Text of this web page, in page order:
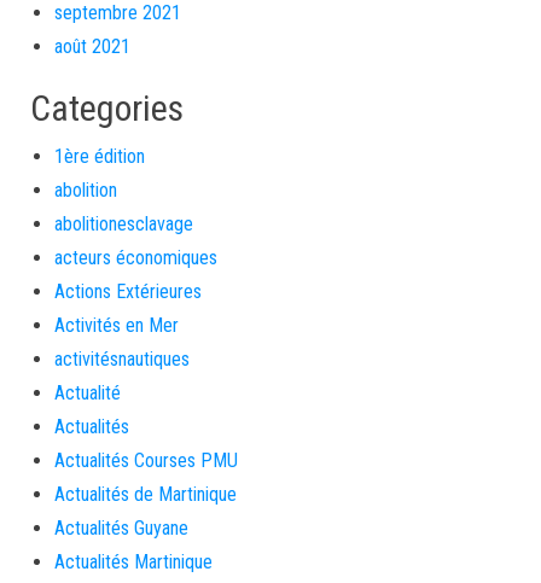
septembre 2021
août 2021
Categories
1ère édition
abolition
abolitionesclavage
acteurs économiques
Actions Extérieures
Activités en Mer
activitésnautiques
Actualité
Actualités
Actualités Courses PMU
Actualités de Martinique
Actualités Guyane
Actualités Martinique